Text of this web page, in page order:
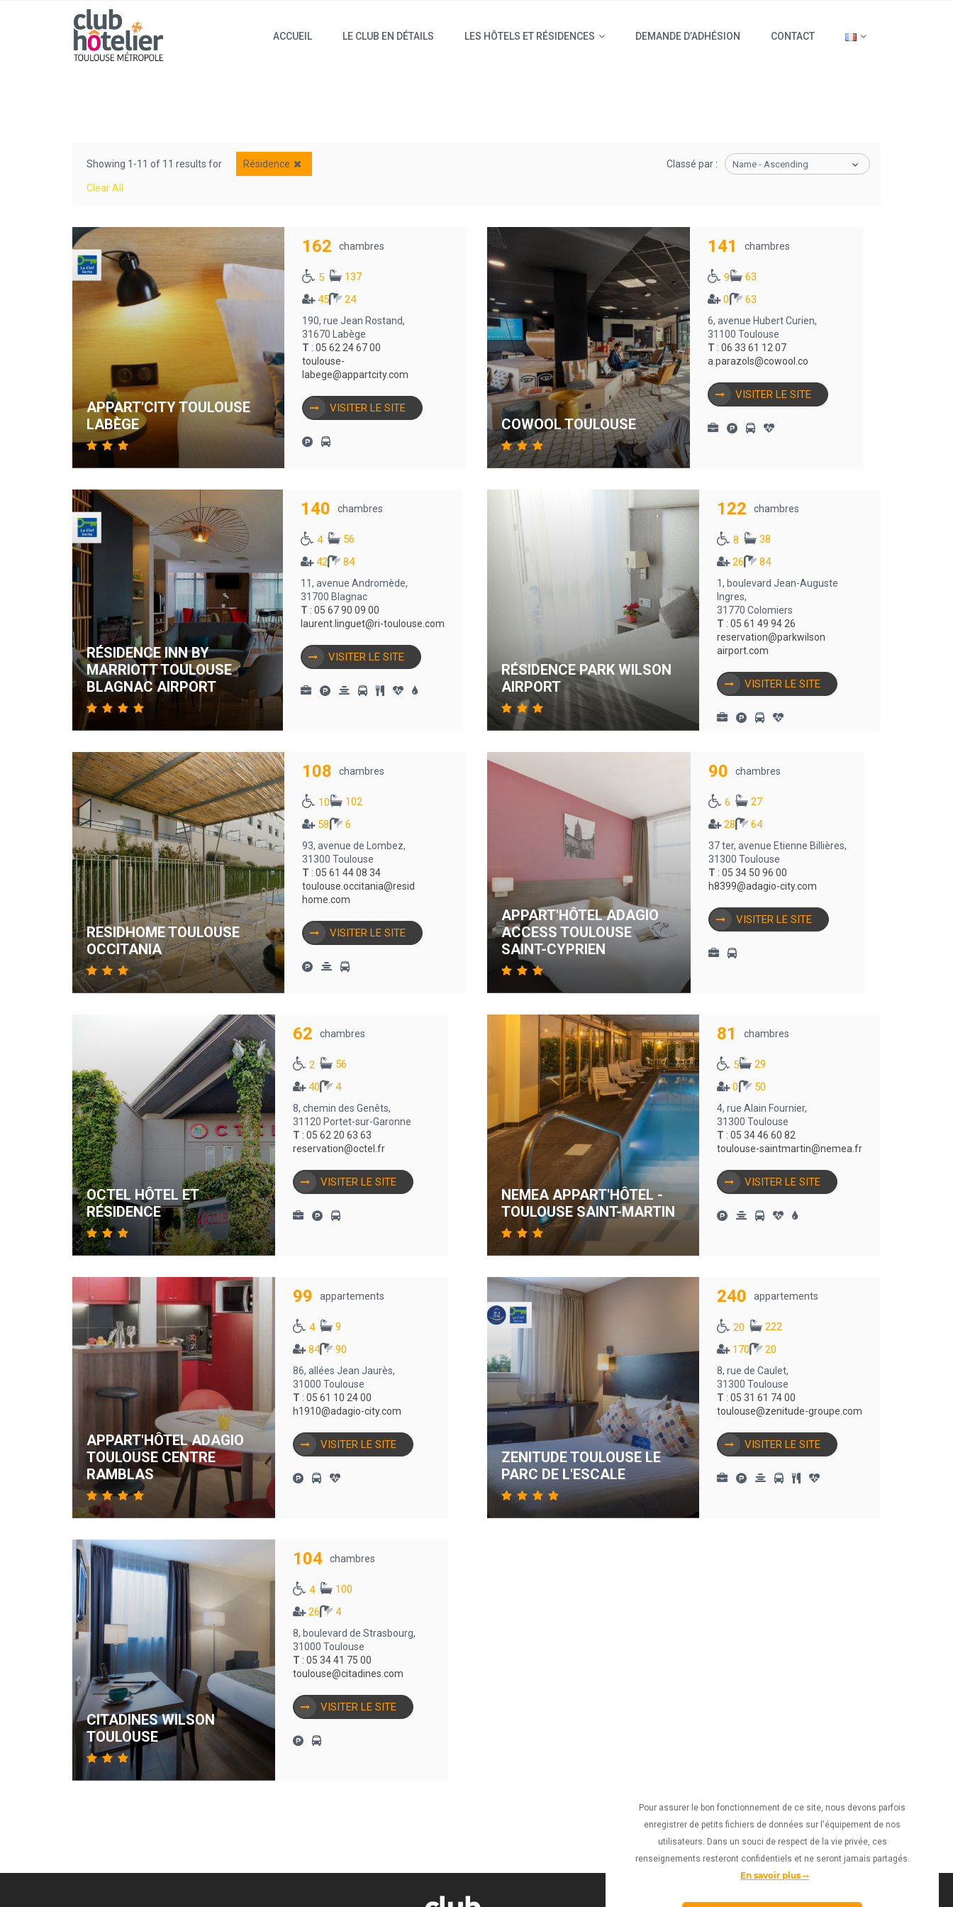
ACCUEIL LE CLUB EN DÉTAILS LES HÔTELS ET RÉSIDENCES DEMANDE D’ADHÉSION CONTACT
Showing 1-11 of 11 results for Résidence
Clear All
Classé par : Name - Ascending
APPART'CITY TOULOUSE
LABÈGE
162 chambres
5
137
45
24
190, rue Jean Rostand,
31670 Labège
T : 05 62 24 67 00
toulouse-
labege@appartcity.com
VISITER LE SITE
COWOOL TOULOUSE
141 chambres
9
63
0
63
6, avenue Hubert Curien,
31100 Toulouse
T : 06 33 61 12 07
a.parazols@cowool.co
VISITER LE SITE
RÉSIDENCE INN BY
MARRIOTT TOULOUSE
BLAGNAC AIRPORT
140 chambres
4
56
42
84
11, avenue Andromède,
31700 Blagnac
T : 05 67 90 09 00
laurent.linguet@ri-toulouse.com
VISITER LE SITE
RÉSIDENCE PARK WILSON
AIRPORT
122 chambres
8
38
26
84
1, boulevard Jean-Auguste
Ingres,
31770 Colomiers
T : 05 61 49 94 26
reservation@parkwilson
airport.com
VISITER LE SITE
RESIDHOME TOULOUSE
OCCITANIA
108 chambres
10
102
58
6
93, avenue de Lombez,
31300 Toulouse
T : 05 61 44 08 34
toulouse.occitania@resid
home.com
VISITER LE SITE
APPART'HÔTEL ADAGIO
ACCESS TOULOUSE
SAINT-CYPRIEN
90 chambres
6
27
28
64
37 ter, avenue Etienne Billières,
31300 Toulouse
T : 05 34 50 96 00
h8399@adagio-city.com
VISITER LE SITE
OCTEL HÔTEL ET
RÉSIDENCE
62 chambres
2
56
40
4
8, chemin des Genêts,
31120 Portet-sur-Garonne
T : 05 62 20 63 63
reservation@octel.fr
VISITER LE SITE
NEMEA APPART'HÔTEL -
TOULOUSE SAINT-MARTIN
81 chambres
5
29
0
50
4, rue Alain Fournier,
31300 Toulouse
T : 05 34 46 60 82
toulouse-saintmartin@nemea.fr
VISITER LE SITE
APPART'HÔTEL ADAGIO
TOULOUSE CENTRE
RAMBLAS
99 appartements
4
9
84
90
86, allées Jean Jaurès,
31000 Toulouse
T : 05 61 10 24 00
h1910@adagio-city.com
VISITER LE SITE
ZENITUDE TOULOUSE LE
PARC DE L'ESCALE
240 appartements
20
222
170
20
8, rue de Caulet,
31300 Toulouse
T : 05 31 61 74 00
toulouse@zenitude-groupe.com
VISITER LE SITE
CITADINES WILSON
TOULOUSE
104 chambres
4
100
26
4
8, boulevard de Strasbourg,
31000 Toulouse
T : 05 34 41 75 00
toulouse@citadines.com
VISITER LE SITE
Pour assurer le bon fonctionnement de ce site, nous devons parfois
enregistrer de petits fichiers de données sur l'équipement de nos
utilisateurs. Dans un souci de respect de la vie privée, ces
renseignements resteront confidentiels et ne seront jamais partagés.
En savoir plus